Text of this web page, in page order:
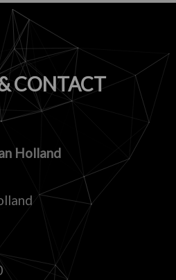
CONTACT
Holland